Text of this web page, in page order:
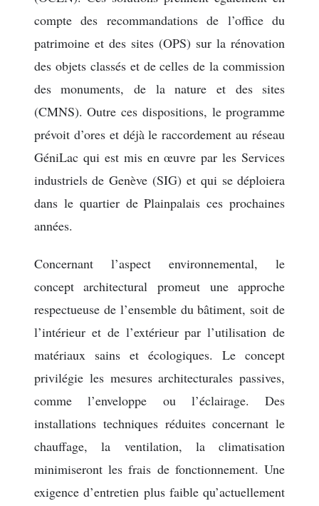
compte des recommandations de l’office du
patrimoine et des sites (OPS) sur la rénovation
des objets classés et de celles de la commission
des monuments, de la nature et des sites
(CMNS). Outre ces dispositions, le programme
prévoit d’ores et déjà le raccordement au réseau
GéniLac qui est mis en œuvre par les Services
industriels de Genève (SIG) et qui se déploiera
dans le quartier de Plainpalais ces prochaines
années.
Concernant l’aspect environnemental, le
concept architectural promeut une approche
respectueuse de l’ensemble du bâtiment, soit de
l’intérieur et de l’extérieur par l’utilisation de
matériaux sains et écologiques. Le concept
privilégie les mesures architecturales passives,
comme l’enveloppe ou l’éclairage. Des
installations techniques réduites concernant le
chauffage, la ventilation, la climatisation
minimiseront les frais de fonctionnement. Une
exigence d’entretien plus faible qu’actuellement